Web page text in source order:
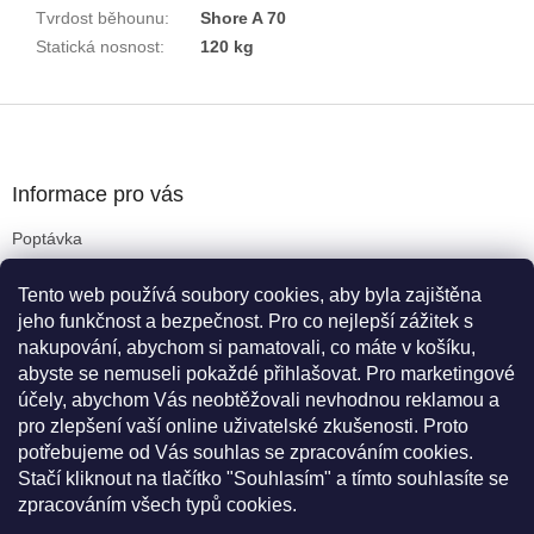
Tento web používá soubory cookies, aby byla zajištěna
jeho funkčnost a bezpečnost. Pro co nejlepší zážitek s
nakupování, abychom si pamatovali, co máte v košíku,
abyste se nemuseli pokaždé přihlašovat. Pro marketingové
účely, abychom Vás neobtěžovali nevhodnou reklamou a
pro zlepšení vaší online uživatelské zkušenosti. Proto
potřebujeme od Vás souhlas se zpracováním cookies.
Stačí kliknout na tlačítko "Souhlasím" a tímto souhlasíte se
zpracováním všech typů cookies.
Tvrdost běhounu:
Shore A 70
Statická nosnost: 120 kg
Informace pro vás
Poptávka
Podmínky ochrany osobních údajů
Reklamační řád
Kritéria pro výběr koleček
Doprava a platba
Cookies
Novinky